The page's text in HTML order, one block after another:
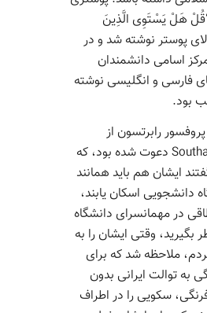
هَلْ یَسْتَوِی الَّذِینَ
پوستر نوشته شد و در
اسامی دانشمندان
فارسی و انگلیسی نوشته
بود.
رابرتسون از
دانشگاه Southampton دعوت شده بود، که
ایشان هم باید همانند
دانشجویی اسکان یابند،
در مهمانسرای دانشگاه
بگیرید، وقتی ایشان را به
ملاحظه شد که برای
به توالت ایرانی بدون
سکویی را در اطراف